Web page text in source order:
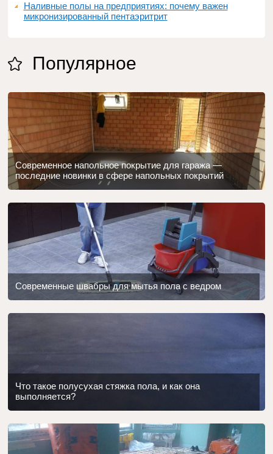
Наливные полы на предприятиях: почему важен
микронизированный пентаэритрит
Популярное
Современное напольное покрытие для гаража —
последние новинки в сфере напольных покрытий
Современные швабры для мытья пола с ведром
Что такое полусухая стяжка пола, и как она
выполняется?